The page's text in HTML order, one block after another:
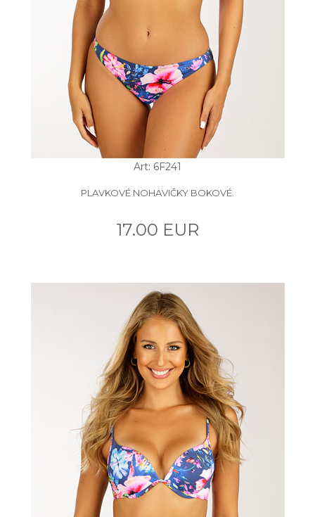
Art: 6F241
PLAVKOVÉ NOHAVIČKY BOKOVÉ.
17.00 EUR